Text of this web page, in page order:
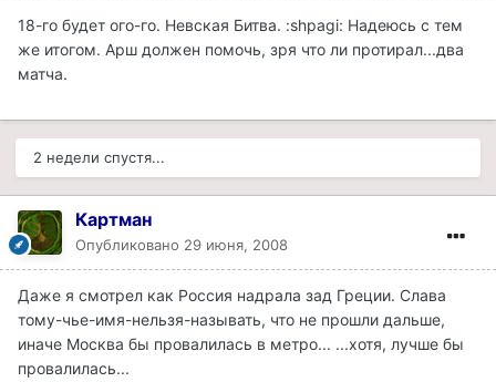
18-го будет ого-го. Невская Битва. :shpagi: Надеюсь с тем
же итогом. Арш должен помочь, зря что ли протирал...два
матча.
2 недели спустя...
Картман
Опубликовано 29 июня, 2008
Даже я смотрел как Россия надрала зад Греции. Слава
тому-чье-имя-нельзя-называть, что не прошли дальше,
иначе Москва бы провалилась в метро... ...хотя, лучше бы
провалилась...